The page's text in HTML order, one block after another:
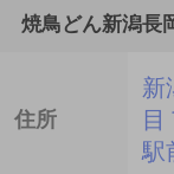
焼鳥どん新潟長
住所
新
目
駅